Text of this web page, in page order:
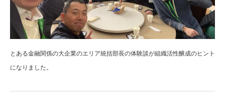
とある金融関係の大企業のエリア統括部長の体験談が組織活性醸成のヒント
になりました。